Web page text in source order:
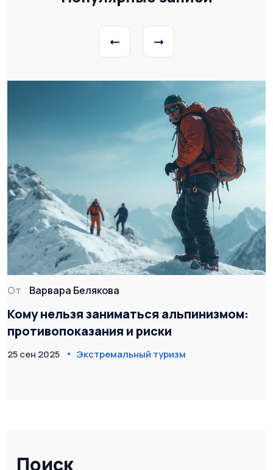
Поиск
От Варвара Белякова
Кому нельзя заниматься альпинизмом:
противопоказания и риски
25 сен 2025 Экстремальный туризм